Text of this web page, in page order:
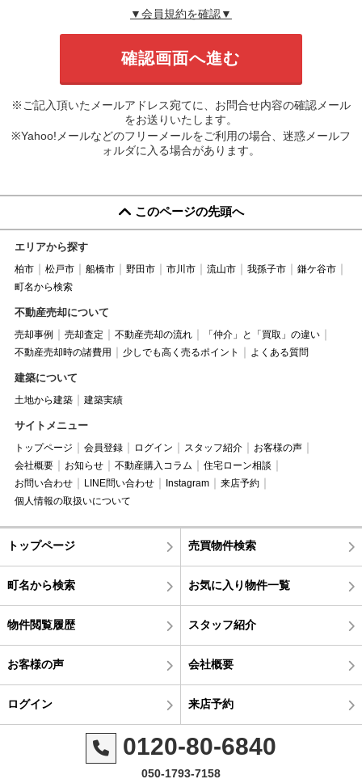
▼会員規約を確認▼
※ご記入頂いたメールアドレス宛てに、お問合せ内容の確認メール
をお送りいたします。
※Yahoo!メールなどのフリーメールをご利用の場合、迷惑メールフ
ォルダに入る場合があります。
このページの先頭へ
エリアから探す
柏市 松戸市 船橋市 野田市 市川市 流山市 我孫子市
鎌ケ谷市
町名から検索
不動産売却について
売却事例 売却査定 不動産売却の流れ
「仲介」と「買取」の違い
不動産売却時の諸費用
少しでも高く売るポイント よくある質問
建築について
土地から建築 建築実績
サイトメニュー
トップページ 会員登録 ログイン スタッフ紹介
お客様の声
会社概要
お知らせ 不動産購入コラム
住宅ローン相談
お問い合わせ
LINE問い合わせ Instagram
来店予約
個人情報の取扱いについて
トップページ 売買物件検索
町名から検索 お気に入り物件一覧
物件閲覧履歴 スタッフ紹介
お客様の声 会社概要
ログイン 来店予約
0120-80-6840
050-1793-7158